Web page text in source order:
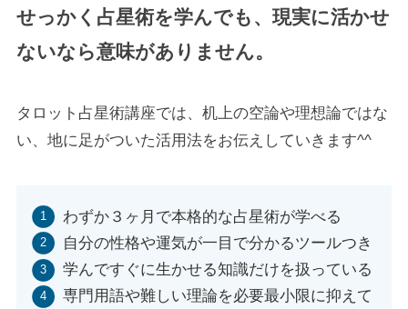
せっかく占星術を学んでも、現実に活かせ
ないなら意味がありません。
タロット占星術講座では、机上の空論や理想論ではな
い、地に足がついた活用法をお伝えしていきます^^
わずか３ヶ月で本格的な占星術が学べる
自分の性格や運気が一目で分かるツールつき
学んですぐに生かせる知識だけを扱っている
専門用語や難しい理論を必要最小限に抑えて